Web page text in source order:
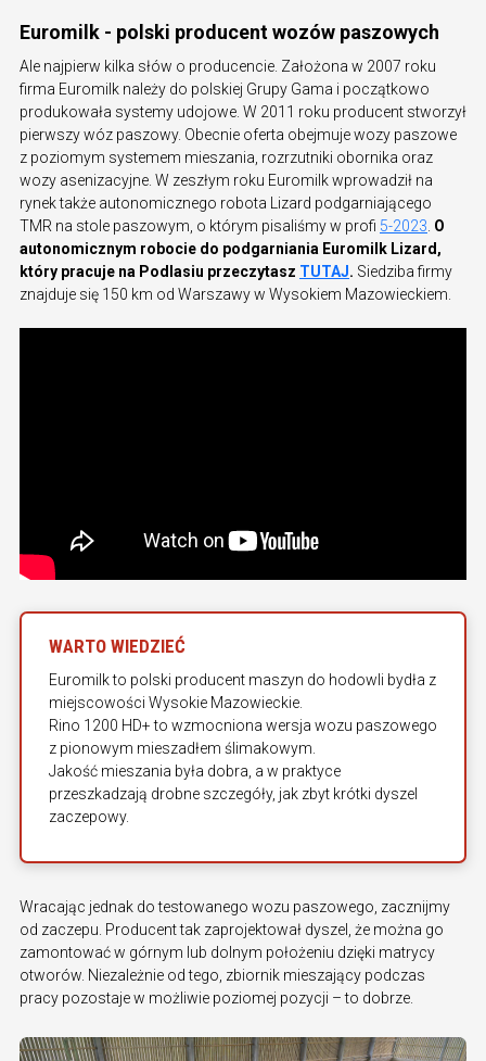
Euromilk - polski producent wozów paszowych
Ale najpierw kilka słów o producencie. Założona w 2007 roku
firma Euromilk należy do polskiej Grupy Gama i początkowo
produkowała systemy udojowe. W 2011 roku producent stworzył
pierwszy wóz paszowy. Obecnie oferta obejmuje wozy paszowe
z poziomym systemem mieszania, rozrzutniki obornika oraz
wozy asenizacyjne. W zeszłym roku Euromilk wprowadził na
rynek także autonomicznego robota Lizard podgarniającego
TMR na stole paszowym, o którym pisaliśmy w profi 5-2023 O
autonomicznym robocie do podgarniania Euromilk Lizard,
który pracuje na Podlasiu przeczytasz TUTAJ. Siedziba firmy
znajduje się 150 km od Warszawy w Wysokiem Mazowieckiem.
WARTO WIEDZIEĆ
Euromilk to polski producent maszyn do hodowli bydła z
miejscowości Wysokie Mazowieckie.
Rino 1200 HD+ to wzmocniona wersja wozu paszowego
z pionowym mieszadłem ślimakowym.
Jakość mieszania była dobra, a w praktyce
przeszkadzają drobne szczegóły, jak zbyt krótki dyszel
zaczepowy.
Wracając jednak do testowanego wozu paszowego, zacznijmy
od zaczepu. Producent tak zaprojektował dyszel, że można go
zamontować w górnym lub dolnym położeniu dzięki matrycy
otworów. Niezależnie od tego, zbiornik mieszający podczas
pracy pozostaje w możliwie poziomej pozycji – to dobrze.